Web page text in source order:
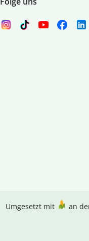
Umgesetzt mit an